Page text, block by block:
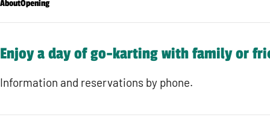
AboutOpening
Enjoy a day of go-karting with family or
Information and reservations by phone.